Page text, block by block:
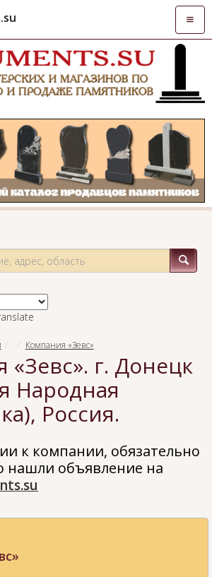
Компания «Зевс»
«Зевс». г. Донецк
Народная
Россия.
к компании, обязательно
нашли объявление на